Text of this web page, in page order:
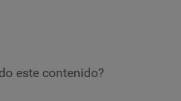
este contenido?